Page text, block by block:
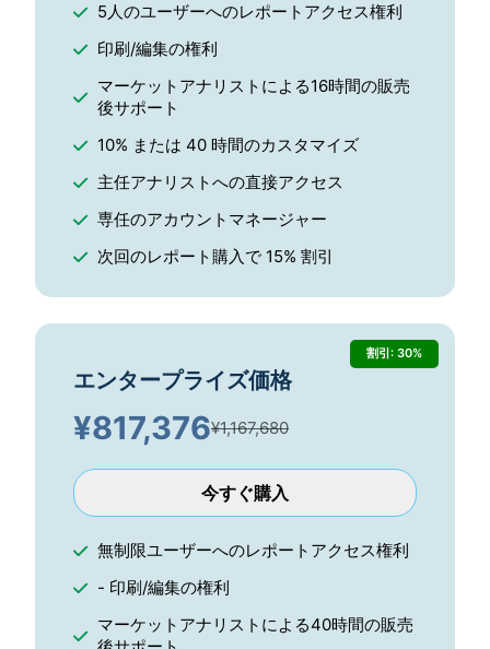
5人のユーザーへのレポートアクセス権利
印刷/編集の権利
マーケットアナリストによる16時間の販売
後サポート
10% または 40 時間のカスタマイズ
主任アナリストへの直接アクセス
専任のアカウントマネージャー
次回のレポート購入で 15% 割引
割引: 30%
エンタープライズ価格
¥817,376¥1,167,680
今すぐ購入
無制限ユーザーへのレポートアクセス権利
- 印刷/編集の権利
マーケットアナリストによる40時間の販売